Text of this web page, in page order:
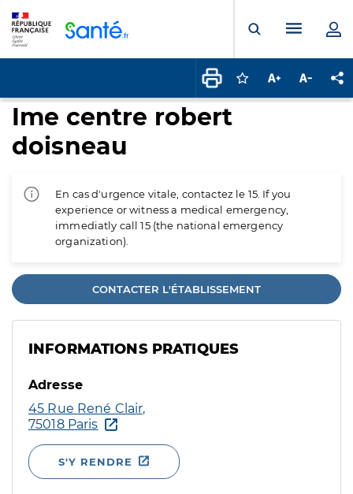
Ouvrir laMenu
Connectez-vous
Augmenter la
Ime centre robert
doisneau
En cas d'urgence vitale, contactez le 15. If you
experience or witness a medical emergency,
immediatly call 15 (the national emergency
organization).
CONTACTER L'ÉTABLISSEMENT
INFORMATIONS PRATIQUES
Adresse
45 Rue René Clair,
75018 Paris
S'Y RENDRE